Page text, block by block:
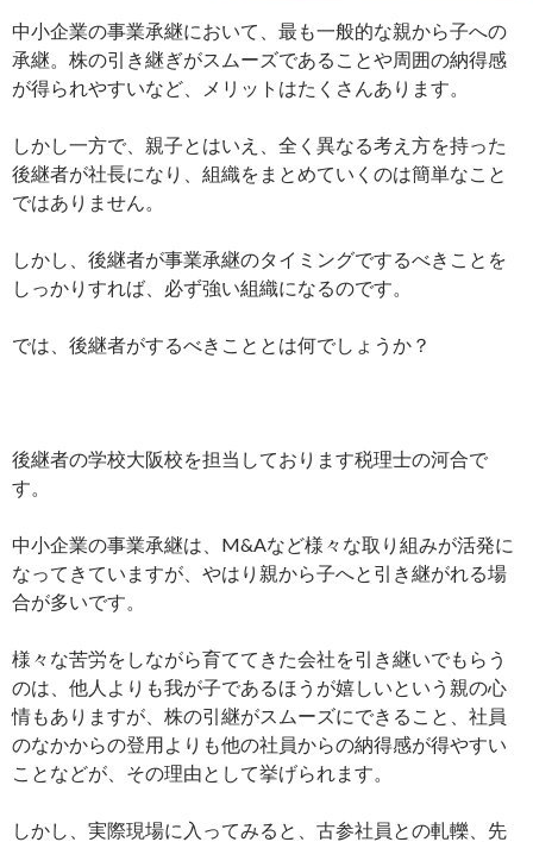
中小企業の事業承継において、最も一般的な親から子への
承継。株の引き継ぎがスムーズであることや周囲の納得感
が得られやすいなど、メリットはたくさんあります。
しかし一方で、親子とはいえ、全く異なる考え方を持った
後継者が社長になり、組織をまとめていくのは簡単なこと
ではありません。
しかし、後継者が事業承継のタイミングでするべきことを
しっかりすれば、必ず強い組織になるのです。
では、後継者がするべきこととは何でしょうか？
後継者の学校大阪校を担当しております税理士の河合で
す。
中小企業の事業承継は、M&Aなど様々な取り組みが活発に
なってきていますが、やはり親から子へと引き継がれる場
合が多いです。
様々な苦労をしながら育ててきた会社を引き継いでもらう
のは、他人よりも我が子であるほうが嬉しいという親の心
情もありますが、株の引継がスムーズにできること、社員
のなかからの登用よりも他の社員からの納得感が得やすい
ことなどが、その理由として挙げられます。
しかし、実際現場に入ってみると、古参社員との軋轢、先